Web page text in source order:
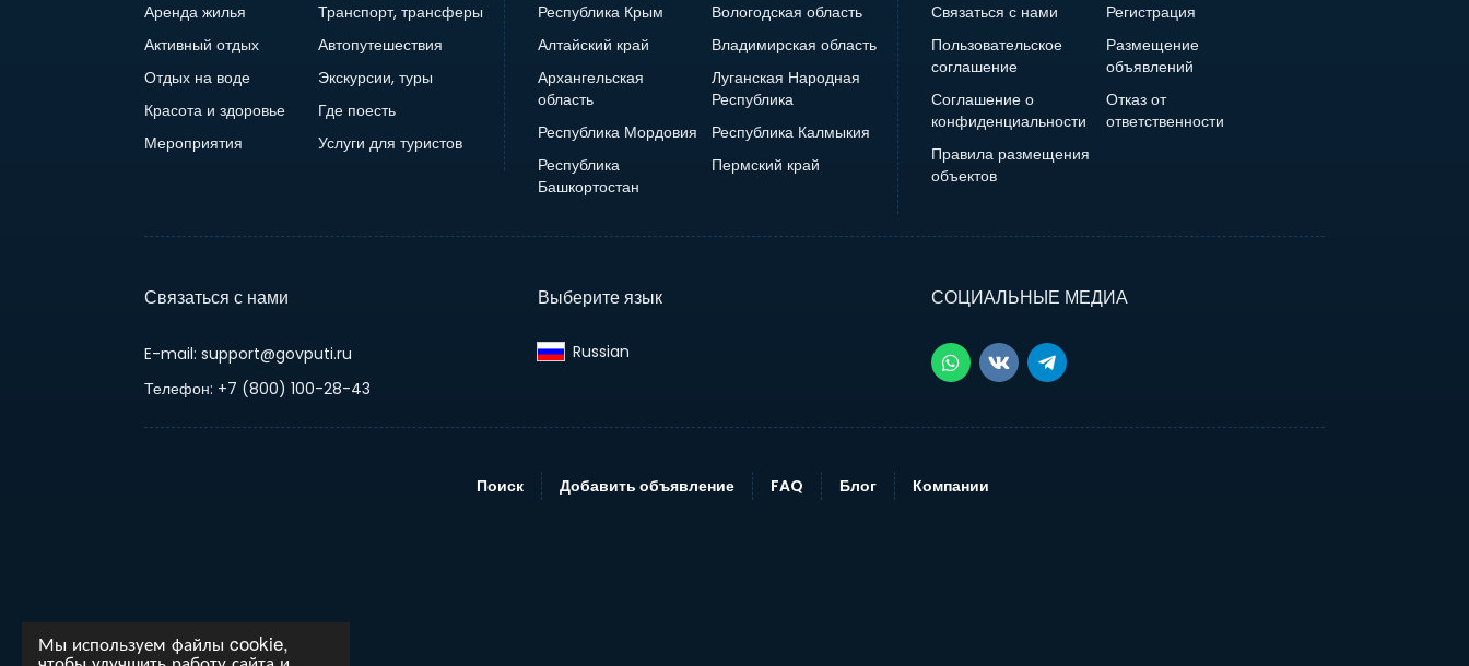
Мы используем файлы cookie,
Аренда жилья
Транспорт, трансферы
Активный отдых
Автопутешествия
Отдых на воде
Экскурсии, туры
Красота и здоровье
Где поесть
Мероприятия
Услуги для туристов
Республика Крым
Вологодская область
Алтайский край
Владимирская область
Архангельская
область
Луганская Народная
Республика
Республика Мордовия
Республика Калмыкия
Республика
Башкортостан
Пермский край
Связаться с нами
Регистрация
Пользовательское
соглашение
Размещение
объявлений
Соглашение о
конфиденциальности
Отказ от
ответственности
Правила размещения
объектов
Связаться с нами
E-mail: support@govputi.ru
Телефон: +7 (800) 100-28-43
Выберите язык
Russian‎
СОЦИАЛЬНЫЕ МЕДИА
Поиск Добавить объявление FAQ Блог Компании